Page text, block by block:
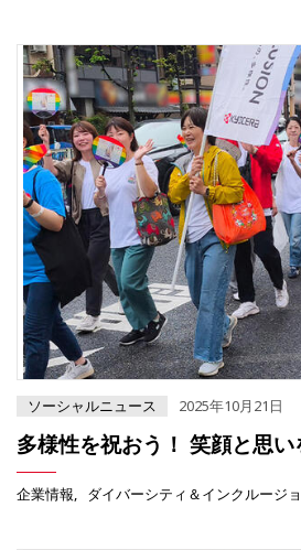
ソーシャルニュース 2025年10月21日
多様性を祝おう！ 笑顔と思い
企業情報 ダイバーシティ＆インクルージ